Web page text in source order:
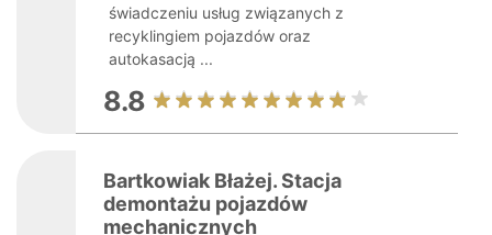
świadczeniu usług związanych z
recyklingiem pojazdów oraz
autokasacją ...
8.8
Bartkowiak Błażej. Stacja
demontażu pojazdów
mechanicznych